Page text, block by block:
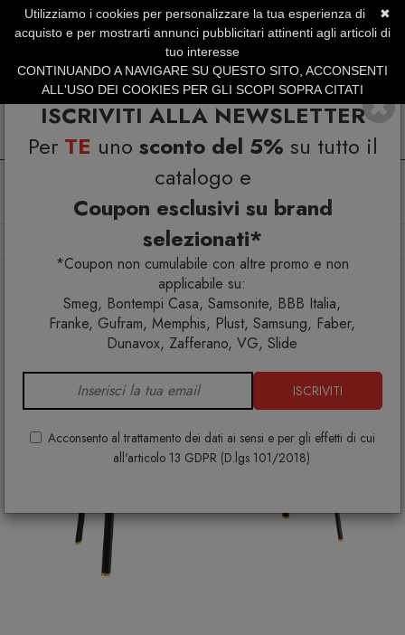
ISCRIVITI ALLA NEWSLETTER
Per TE uno sconto del 5% su tutto il
catalogo e
Coupon esclusivi su brand
selezionati*
*Coupon non cumulabile con altre promo e non
applicabile su:
Smeg, Bontempi Casa, Samsonite, BBB Italia,
Franke, Gufram, Memphis, Plust, Samsung, Faber,
Dunavox, Zafferano, VG, Slide
ISCRIVITI
Acconsento al trattamento dei dati ai sensi e per gli effetti di cui
all'articolo 13 GDPR (D.lgs 101/2018)
SERVIZIO CLIENTI +39.0773.470.562
SUMMER SALES | Fino al 31 Agosto
Arredo interno Tavoli
✖
Utilizziamo i cookies per personalizzare la tua esperienza di
acquisto e per mostrarti annunci pubblicitari attinenti agli articoli di
tuo interesse
CONTINUANDO A NAVIGARE SU QUESTO SITO, ACCONSENTI
ALL'USO DEI COOKIES PER GLI SCOPI SOPRA CITATI